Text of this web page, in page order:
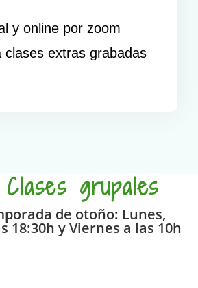
y online por zoom
clases extras grabadas
grupales
de otoño: Lunes,
18:30h y Viernes a las 10h